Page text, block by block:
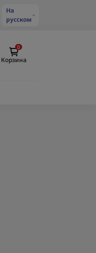
На
русском
0
Корзина